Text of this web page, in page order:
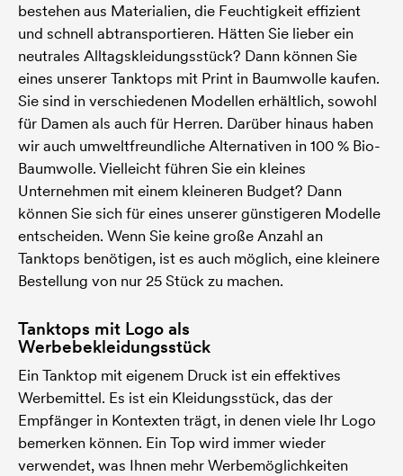
bestehen aus Materialien, die Feuchtigkeit effizient
und schnell abtransportieren. Hätten Sie lieber ein
neutrales Alltagskleidungsstück? Dann können Sie
eines unserer Tanktops mit Print in Baumwolle kaufen.
Sie sind in verschiedenen Modellen erhältlich, sowohl
für Damen als auch für Herren. Darüber hinaus haben
wir auch umweltfreundliche Alternativen in 100 % Bio-
Baumwolle. Vielleicht führen Sie ein kleines
Unternehmen mit einem kleineren Budget? Dann
können Sie sich für eines unserer günstigeren Modelle
entscheiden. Wenn Sie keine große Anzahl an
Tanktops benötigen, ist es auch möglich, eine kleinere
Bestellung von nur 25 Stück zu machen.
Tanktops mit Logo als
Werbebekleidungsstück
Ein Tanktop mit eigenem Druck ist ein effektives
Werbemittel. Es ist ein Kleidungsstück, das der
Empfänger in Kontexten trägt, in denen viele Ihr Logo
bemerken können. Ein Top wird immer wieder
verwendet, was Ihnen mehr Werbemöglichkeiten